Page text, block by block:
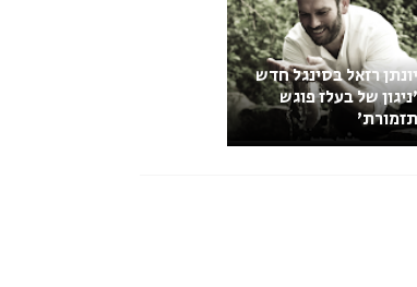
יונתן רזאל בסינגל חדש
'ניגון של בעלז פוגש
תזמורת‏'